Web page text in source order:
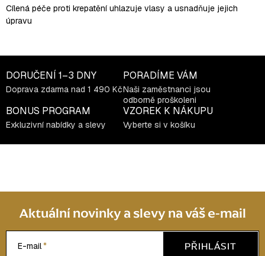
á
d
c
í
p
v
k
y
u
Cílená péče proti krepatění uhlazuje vlasy a usnadňuje jejich
úpravu
DORUČENÍ 1–3 DNY
Doprava zdarma nad 1 490 Kč
PORADÍME VÁM
Naši zaměstnanci jsou
odborně proškoleni
BONUS PROGRAM
Exkluzivní nabídky a slevy
VZOREK K NÁKUPU
Vyberte si v košíku
Aktuální novinky a slevy na váš e-mail
E-mail
PŘIHLÁSIT